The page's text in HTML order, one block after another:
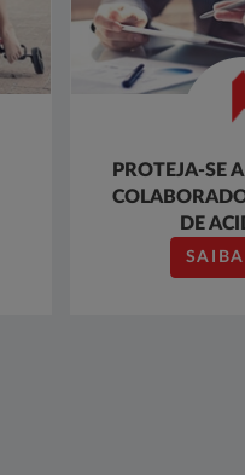
PROTEJA-SE
DE